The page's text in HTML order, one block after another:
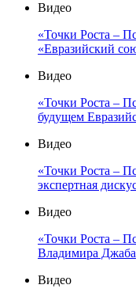
Видео
«Точки Роста –
«Евразийский
Видео
«Точки Роста –
будущем
Видео
«Точки Роста –
экспертная
Видео
«Точки Роста –
Владимира
Видео